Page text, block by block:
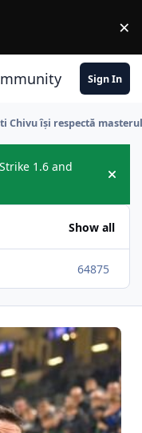
×
Sign In
Chivu își respectă
1.6 and
Hide
Show all
64875